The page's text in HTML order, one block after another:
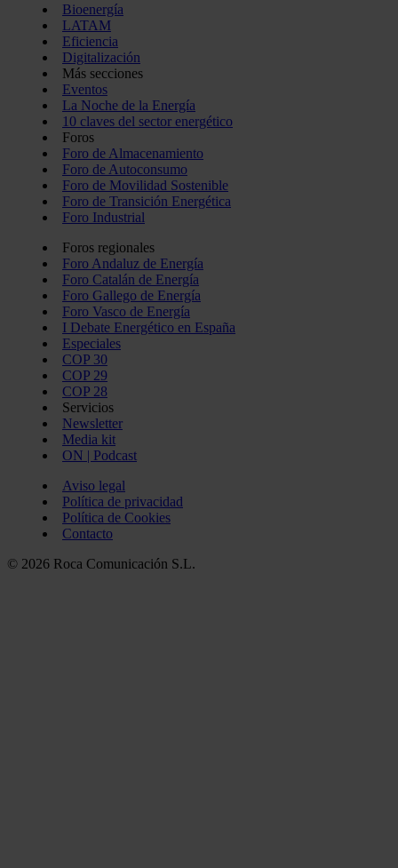
Bioenergía
LATAM
Eficiencia
Digitalización
Más secciones
Eventos
La Noche de la Energía
10 claves del sector energético
Foros
Foro de Almacenamiento
Foro de Autoconsumo
Foro de Movilidad Sostenible
Foro de Transición Energética
Foro Industrial
Foros regionales
Foro Andaluz de Energía
Foro Catalán de Energía
Foro Gallego de Energía
Foro Vasco de Energía
I Debate Energético en España
Especiales
COP 30
COP 29
COP 28
Servicios
Newsletter
Media kit
ON | Podcast
Aviso legal
Política de privacidad
Política de Cookies
Contacto
© 2026 Roca Comunicación S.L.